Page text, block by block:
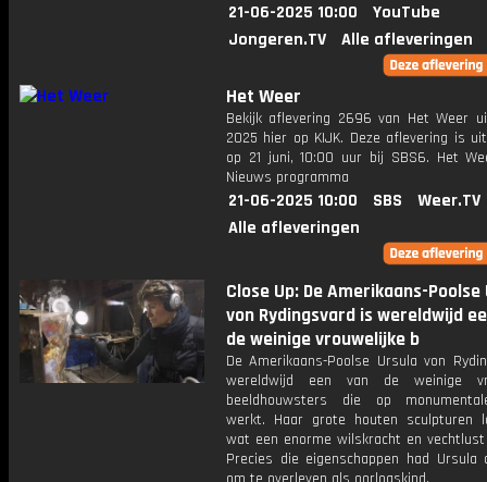
21-06-2025 10:00
YouTube
Jongeren.TV
Alle afleveringen
Het Weer
Bekijk aflevering 2696 van Het Weer
2025 hier op KIJK. Deze aflevering is
op 21 juni, 10:00 uur bij SBS6. Het
Nieuws programma
21-06-2025 10:00 SBS
Weer.TV
Alle afleveringen
Close Up: De Amerikaans-Poolse
von Rydingsvard is wereldwijd
de weinige vrouwelijke b
De Amerikaans-Poolse Ursula von
wereldwijd een van de weinige
beeldhouwsters die op
werkt. Haar grote houten sculpturen
wat een enorme wilskracht en
Precies die eigenschappen had Ursula